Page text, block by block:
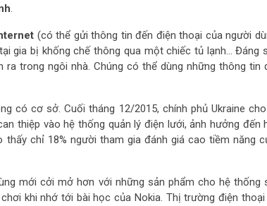
.
(có thể gửi thông tin đến điện thoại của người
gia bị khống chế thông qua một chiếc tủ lạnh… Đáng
trong ngôi nhà. Chúng có thể dùng những thông
có cơ sở. Cuối tháng 12/2015, chính phủ Ukraine
thiệp vào hệ thống quản lý điện lưới, ảnh hưởng đến
chỉ 18% người tham gia đánh giá cao tiềm năng
mới cởi mở hơn với những sản phẩm cho hệ thống
khi nhớ tới bài học của Nokia. Thị trường điện thoại